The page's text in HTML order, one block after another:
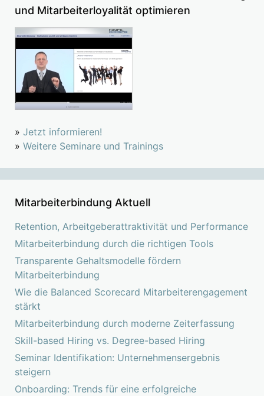
und Mitarbeiterloyalität optimieren
» Jetzt informieren!
» Weitere Seminare und Trainings
Mitarbeiterbindung Aktuell
Retention, Arbeitgeberattraktivität und Performance
Mitarbeiterbindung durch die richtigen Tools
Transparente Gehaltsmodelle fördern
Mitarbeiterbindung
Wie die Balanced Scorecard Mitarbeiterengagement
stärkt
Mitarbeiterbindung durch moderne Zeiterfassung
Skill-based Hiring vs. Degree-based Hiring
Seminar Identifikation: Unternehmensergebnis
steigern
Onboarding: Trends für eine erfolgreiche